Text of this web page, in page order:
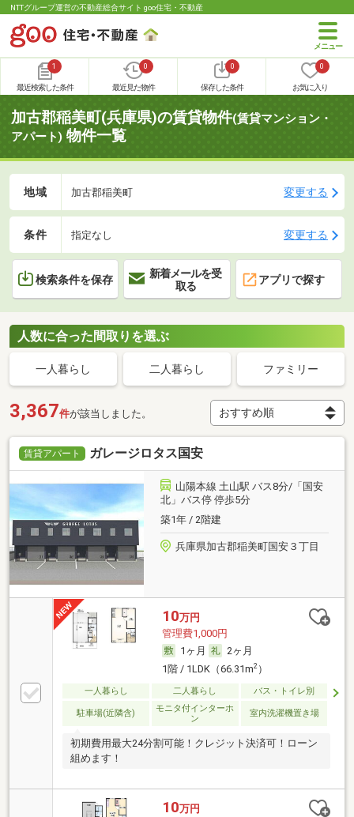
NTTグループ運営の不動産総合サイト goo住宅・不動産
1
最近検索した条件
0
最近見た物件
0
保存した条件
0
お気に入り
加古郡稲美町(兵庫県)の賃貸物件(賃貸マンション・
アパート) 物件一覧
地域 加古郡稲美町 変更する
条件 指定なし 変更する
検索条件を保存
新着メールを受
取る
アプリで探す
人数に合った間取りを選ぶ
一人暮らし 二人暮らし ファミリー
3,367件が該当しました。
賃貸アパート ガレージロタス国安
山陽本線 土山駅 バス8分/「国安
北」バス停 停歩5分
築1年 / 2階建
兵庫県加古郡稲美町国安３丁目
10万円
管理費1,000円
1ヶ月
2ヶ月
1階 / 1LDK（66.31m2）
一人暮らし 二人暮らし バス・トイレ別
駐車場(近隣含)
モニタ付インターホ
ン
室内洗濯機置き場
初期費用最大24分割可能！クレジット決済可！ローン
組めます！
10万円